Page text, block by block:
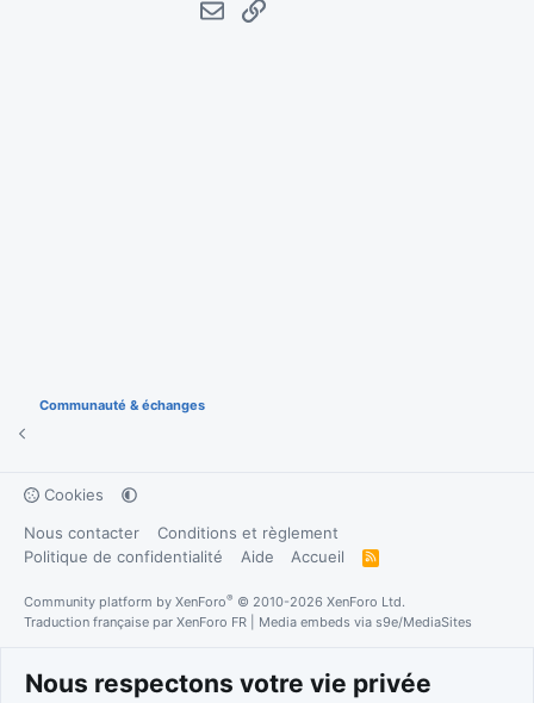
E-mailLien
Communauté & échanges
Cookies
Nous contacter
Conditions et règlement
Politique de confidentialité
Aide Accueil
R
S
Community platform by XenForo® © 2010-2026 XenForo Ltd.
Traduction française par XenForo FR Media embeds via s9e/MediaSites
Nous respectons votre vie privée